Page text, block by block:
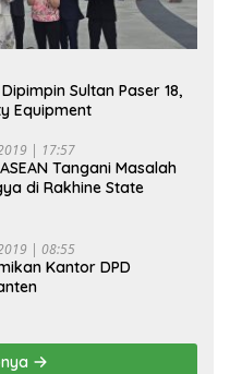
Sultan Paser 18,
Equipment
| 17:57
Tangani Masalah
di Rakhine State
| 08:55
Kantor DPD